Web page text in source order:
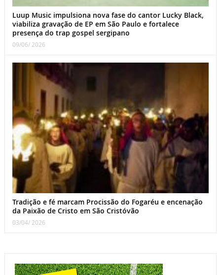
Luup Music impulsiona nova fase do cantor Lucky Black,
viabiliza gravação de EP em São Paulo e fortalece
presença do trap gospel sergipano
09/06/ 2026
Tradição e fé marcam Procissão do Fogaréu e encenação
da Paixão de Cristo em São Cristóvão
03/04/ 2026